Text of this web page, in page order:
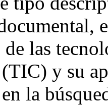
las
y su
la